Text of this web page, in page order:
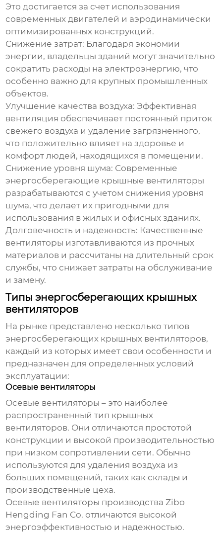
Это достигается за счет использования
современных двигателей и аэродинамически
оптимизированных конструкций.
Снижение затрат: Благодаря экономии
энергии, владельцы зданий могут значительно
сократить расходы на электроэнергию, что
особенно важно для крупных промышленных
объектов.
Улучшение качества воздуха: Эффективная
вентиляция обеспечивает постоянный приток
свежего воздуха и удаление загрязненного,
что положительно влияет на здоровье и
комфорт людей, находящихся в помещении.
Снижение уровня шума: Современные
энергосберегающие крышные вентиляторы
разрабатываются с учетом снижения уровня
шума, что делает их пригодными для
использования в жилых и офисных зданиях.
Долговечность и надежность: Качественные
вентиляторы изготавливаются из прочных
материалов и рассчитаны на длительный срок
службы, что снижает затраты на обслуживание
и замену.
Типы энергосберегающих крышных
вентиляторов
На рынке представлено несколько типов
энергосберегающих крышных вентиляторов,
каждый из которых имеет свои особенности и
предназначен для определенных условий
эксплуатации:
Осевые вентиляторы
Осевые вентиляторы – это наиболее
распространенный тип крышных
вентиляторов. Они отличаются простотой
конструкции и высокой производительностью
при низком сопротивлении сети. Обычно
используются для удаления воздуха из
больших помещений, таких как склады и
производственные цеха.
Осевые вентиляторы производстваZibo
Hengding Fan Co. отличаются высокой
энергоэффективностью и надежностью.